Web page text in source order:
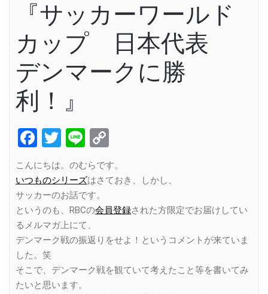
『サッカーワールド
カップ 日本代表
デンマークに勝
利！』
Facebook
Twitter
Line
Link
こんにちは。のむらです。
いつものシリーズはさておき、しかし、
サッカーのお話です。
というのも、RBCの会員登録された方限定でお届けしてい
るメルマガ上にて、
デンマーク戦の振返りをせよ！というコメントが来ていま
した。笑
そこで、デンマーク戦を観ていて考えたこと等を書いてみ
たいと思います。